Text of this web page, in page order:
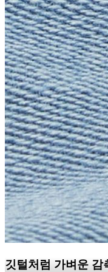
깃털처럼 가벼운 감